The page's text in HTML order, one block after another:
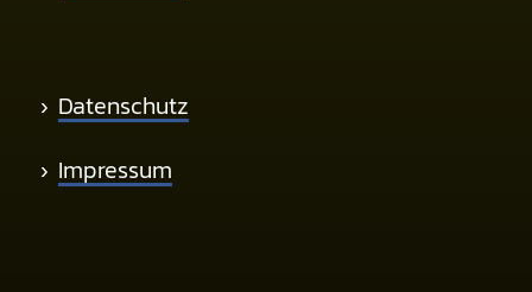
› Datenschutz
› Impressum